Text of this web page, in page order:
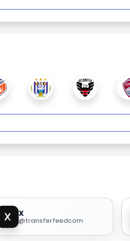
X
@transferfeedcom